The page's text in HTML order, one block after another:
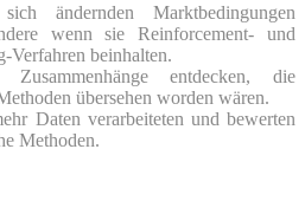
ändernden Marktbedingungen
wenn sie Reinforcement- und
Verfahren beinhalten.
Zusammenhänge entdecken, die
übersehen worden wären.
Daten verarbeiteten und bewerten
Methoden.